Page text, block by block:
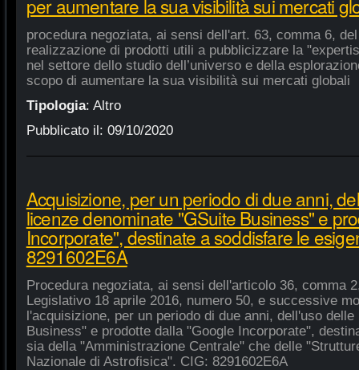
per aumentare la sua visibilità sui mercati
procedura negoziata, ai sensi dell'art. 63, comma 6,
realizzazione di prodotti utili a pubblicizzare la
nel settore dello studio dell’universo e della
scopo di aumentare la sua visibilità sui mercati globali
Tipologia: Altro
Pubblicato il: 09/10/2020
Acquisizione, per un periodo di due anni,
licenze denominate "GSuite Business" e
Incorporate", destinate a soddisfare le
8291602E6A
Procedura negoziata, ai sensi dell'articolo 36, comma
Legislativo 18 aprile 2016, numero 50, e successive
l'acquisizione, per un periodo di due anni, dell'uso
Business" e prodotte dalla "Google Incorporate",
sia della "Amministrazione Centrale" che delle
Nazionale di Astrofisica". CIG: 8291602E6A